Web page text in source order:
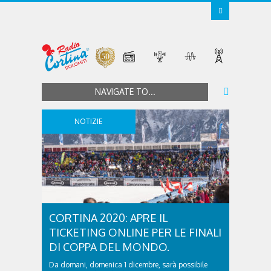
NAVIGATE TO...
NOTIZIE
CORTINA 2020: APRE IL
TICKETING ONLINE PER LE FINALI
DI COPPA DEL MONDO.
Da domani, domenica 1 dicembre, sarà possibile